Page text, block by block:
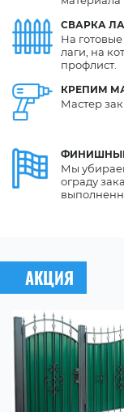
СВАРКА
КРЕПИМ
На
лаги, на
профлист.
Мастер
Мы
ограду
АКЦИЯ